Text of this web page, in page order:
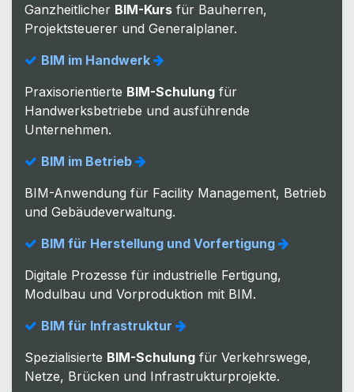
Ganzheitlicher BIM-Kurs für Bauherren,
Projektsteuerer und Generalplaner.
BIM im Handwerk
Praxisorientierte BIM-Schulung für
Handwerksbetriebe und ausführende
Unternehmen.
BIM im Betrieb
BIM-Anwendung für Facility Management, Betrieb
und Gebäudeverwaltung.
BIM für Herstellung und Vorfertigung
Digitale Prozesse für industrielle Fertigung,
Modulbau und Vorproduktion mit BIM.
BIM für Infrastruktur
Spezialisierte BIM-Schulung für Verkehrswege,
Netze, Brücken und Infrastrukturprojekte.